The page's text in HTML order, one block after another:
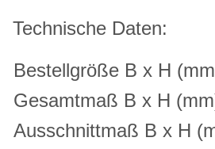
Technische Daten:
Bestellgröße B x H
Gesamtmaß B x H
Ausschnittmaß B x H